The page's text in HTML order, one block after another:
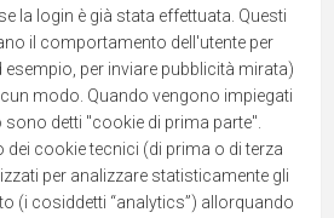
la login è già stata effettuata. Questi
il comportamento dell'utente per
per inviare pubblicità mirata)
modo. Quando vengono impiegati
sono detti "cookie di prima parte".
dei cookie tecnici (di prima o di terza
per analizzare statisticamente gli
(i cosiddetti “analytics”) allorquando